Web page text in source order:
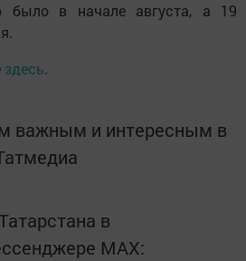
было в начале августа, а 19
здесь.
важным и интересным в
в
MАХ: